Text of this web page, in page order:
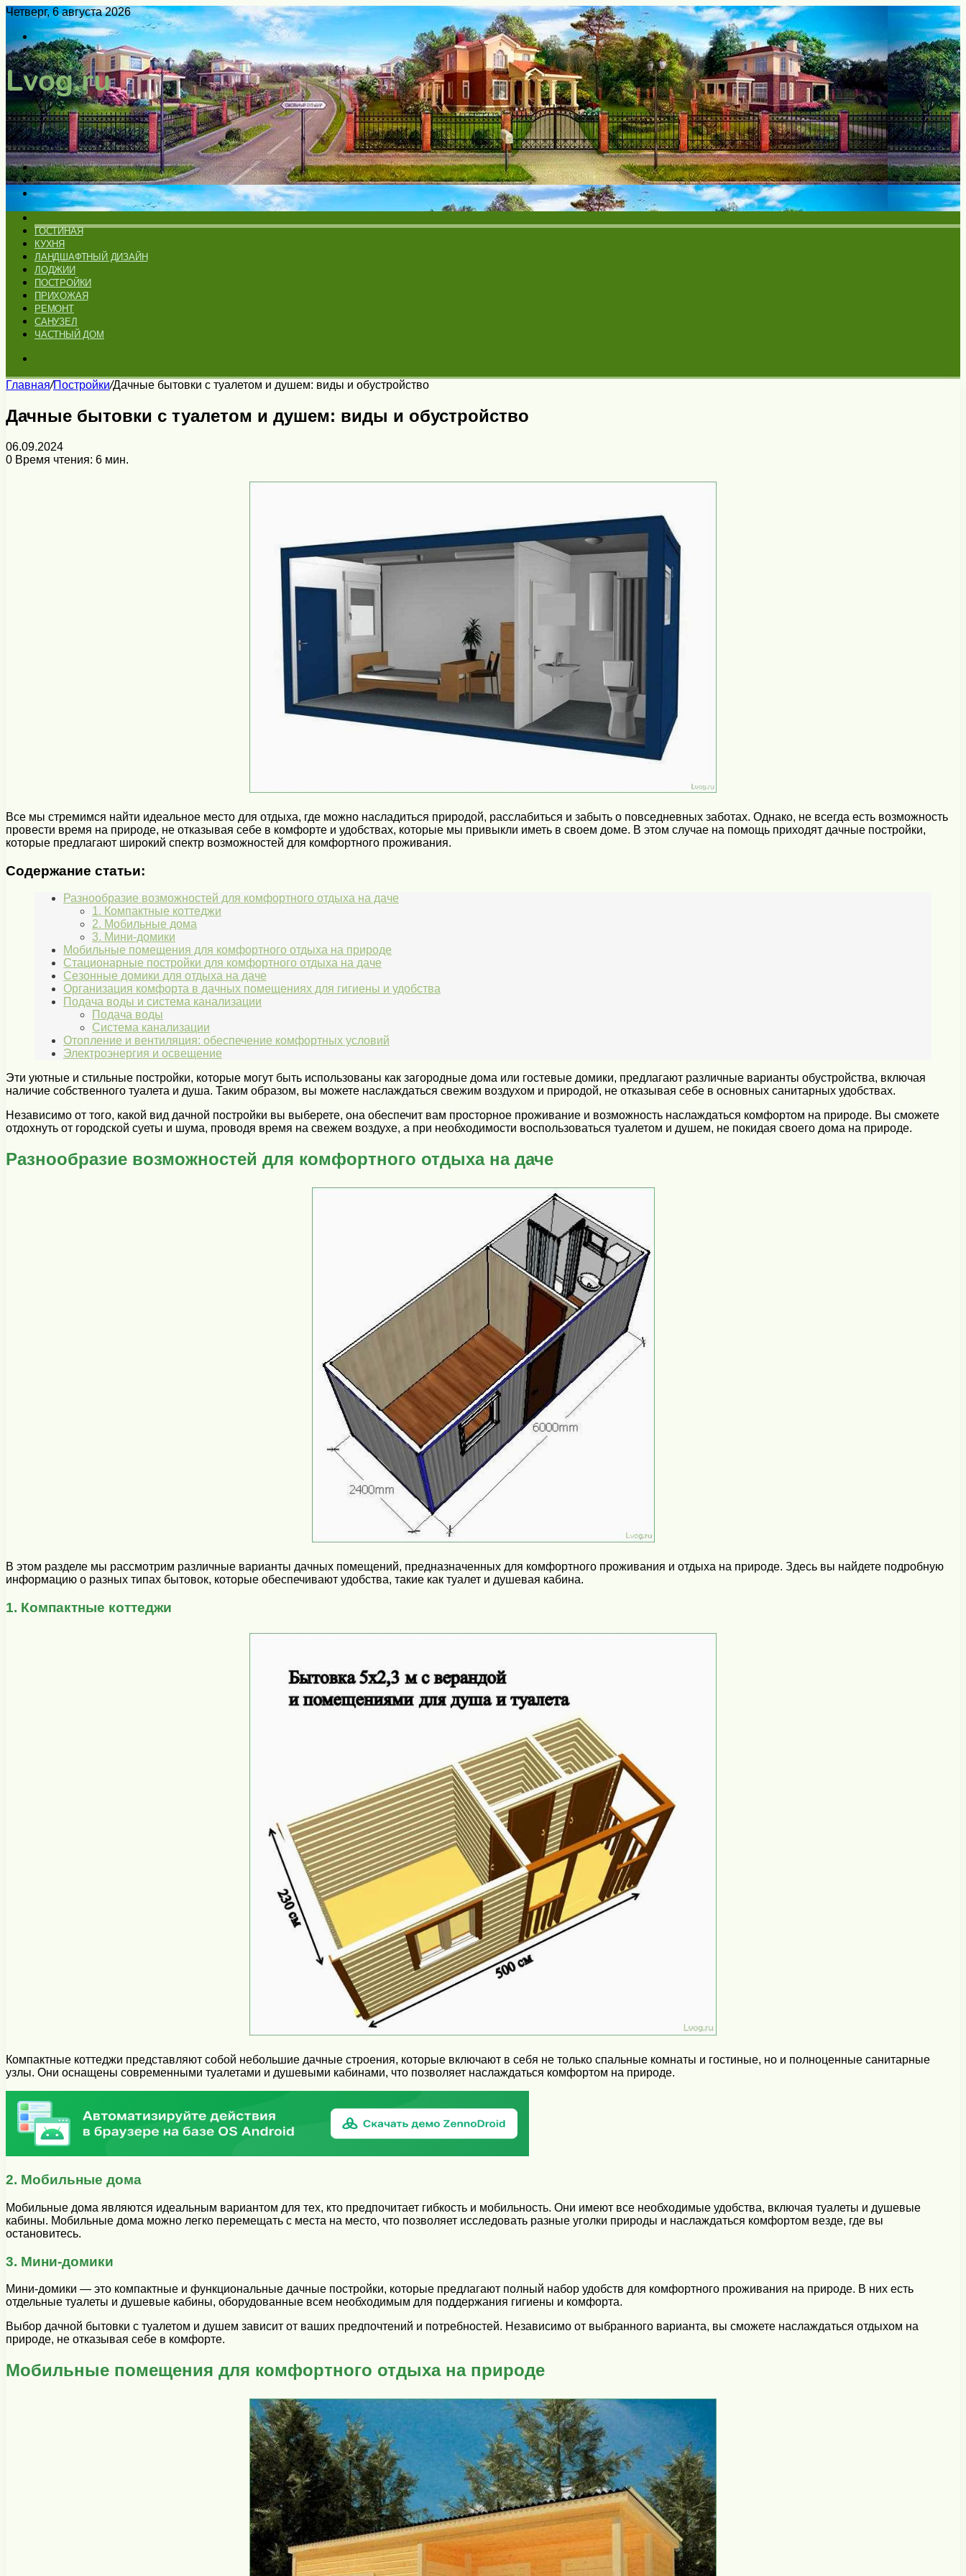
Четверг, 6 августа 2026
Войти
Switch
skin
Меню
Искать
Switch
skin
ГОСТИНАЯ
КУХНЯ
ЛАНДШАФТНЫЙ ДИЗАЙН
ЛОДЖИИ
ПОСТРОЙКИ
ПРИХОЖАЯ
РЕМОНТ
САНУЗЕЛ
ЧАСТНЫЙ ДОМ
Главная/Постройки/Дачные бытовки с туалетом и душем: виды и обустройство
Дачные бытовки с туалетом и душем: виды и обустройство
06.09.2024
0 Время чтения: 6 мин.
Все мы стремимся найти идеальное место для отдыха, где можно насладиться природой, расслабиться и забыть о повседневных заботах. Однако, не всегда есть возможность
провести время на природе, не отказывая себе в комфорте и удобствах, которые мы привыкли иметь в своем доме. В этом случае на помощь приходят дачные постройки,
которые предлагают широкий спектр возможностей для комфортного проживания.
Содержание статьи:
Разнообразие возможностей для комфортного отдыха на даче
1. Компактные коттеджи
2. Мобильные дома
3. Мини-домики
Мобильные помещения для комфортного отдыха на природе
Стационарные постройки для комфортного отдыха на даче
Сезонные домики для отдыха на даче
Организация комфорта в дачных помещениях для гигиены и удобства
Подача воды и система канализации
Подача воды
Система канализации
Отопление и вентиляция: обеспечение комфортных условий
Электроэнергия и освещение
Эти уютные и стильные постройки, которые могут быть использованы как загородные дома или гостевые домики, предлагают различные варианты обустройства, включая
наличие собственного туалета и душа. Таким образом, вы можете наслаждаться свежим воздухом и природой, не отказывая себе в основных санитарных удобствах.
Независимо от того, какой вид дачной постройки вы выберете, она обеспечит вам просторное проживание и возможность наслаждаться комфортом на природе. Вы сможете
отдохнуть от городской суеты и шума, проводя время на свежем воздухе, а при необходимости воспользоваться туалетом и душем, не покидая своего дома на природе.
Разнообразие возможностей для комфортного отдыха на даче
В этом разделе мы рассмотрим различные варианты дачных помещений, предназначенных для комфортного проживания и отдыха на природе. Здесь вы найдете подробную
информацию о разных типах бытовок, которые обеспечивают удобства, такие как туалет и душевая кабина.
1. Компактные коттеджи
Компактные коттеджи представляют собой небольшие дачные строения, которые включают в себя не только спальные комнаты и гостиные, но и полноценные санитарные
узлы. Они оснащены современными туалетами и душевыми кабинами, что позволяет наслаждаться комфортом на природе.
2. Мобильные дома
Мобильные дома являются идеальным вариантом для тех, кто предпочитает гибкость и мобильность. Они имеют все необходимые удобства, включая туалеты и душевые
кабины. Мобильные дома можно легко перемещать с места на место, что позволяет исследовать разные уголки природы и наслаждаться комфортом везде, где вы
остановитесь.
3. Мини-домики
Мини-домики — это компактные и функциональные дачные постройки, которые предлагают полный набор удобств для комфортного проживания на природе. В них есть
отдельные туалеты и душевые кабины, оборудованные всем необходимым для поддержания гигиены и комфорта.
Выбор дачной бытовки с туалетом и душем зависит от ваших предпочтений и потребностей. Независимо от выбранного варианта, вы сможете наслаждаться отдыхом на
природе, не отказывая себе в комфорте.
Мобильные помещения для комфортного отдыха на природе